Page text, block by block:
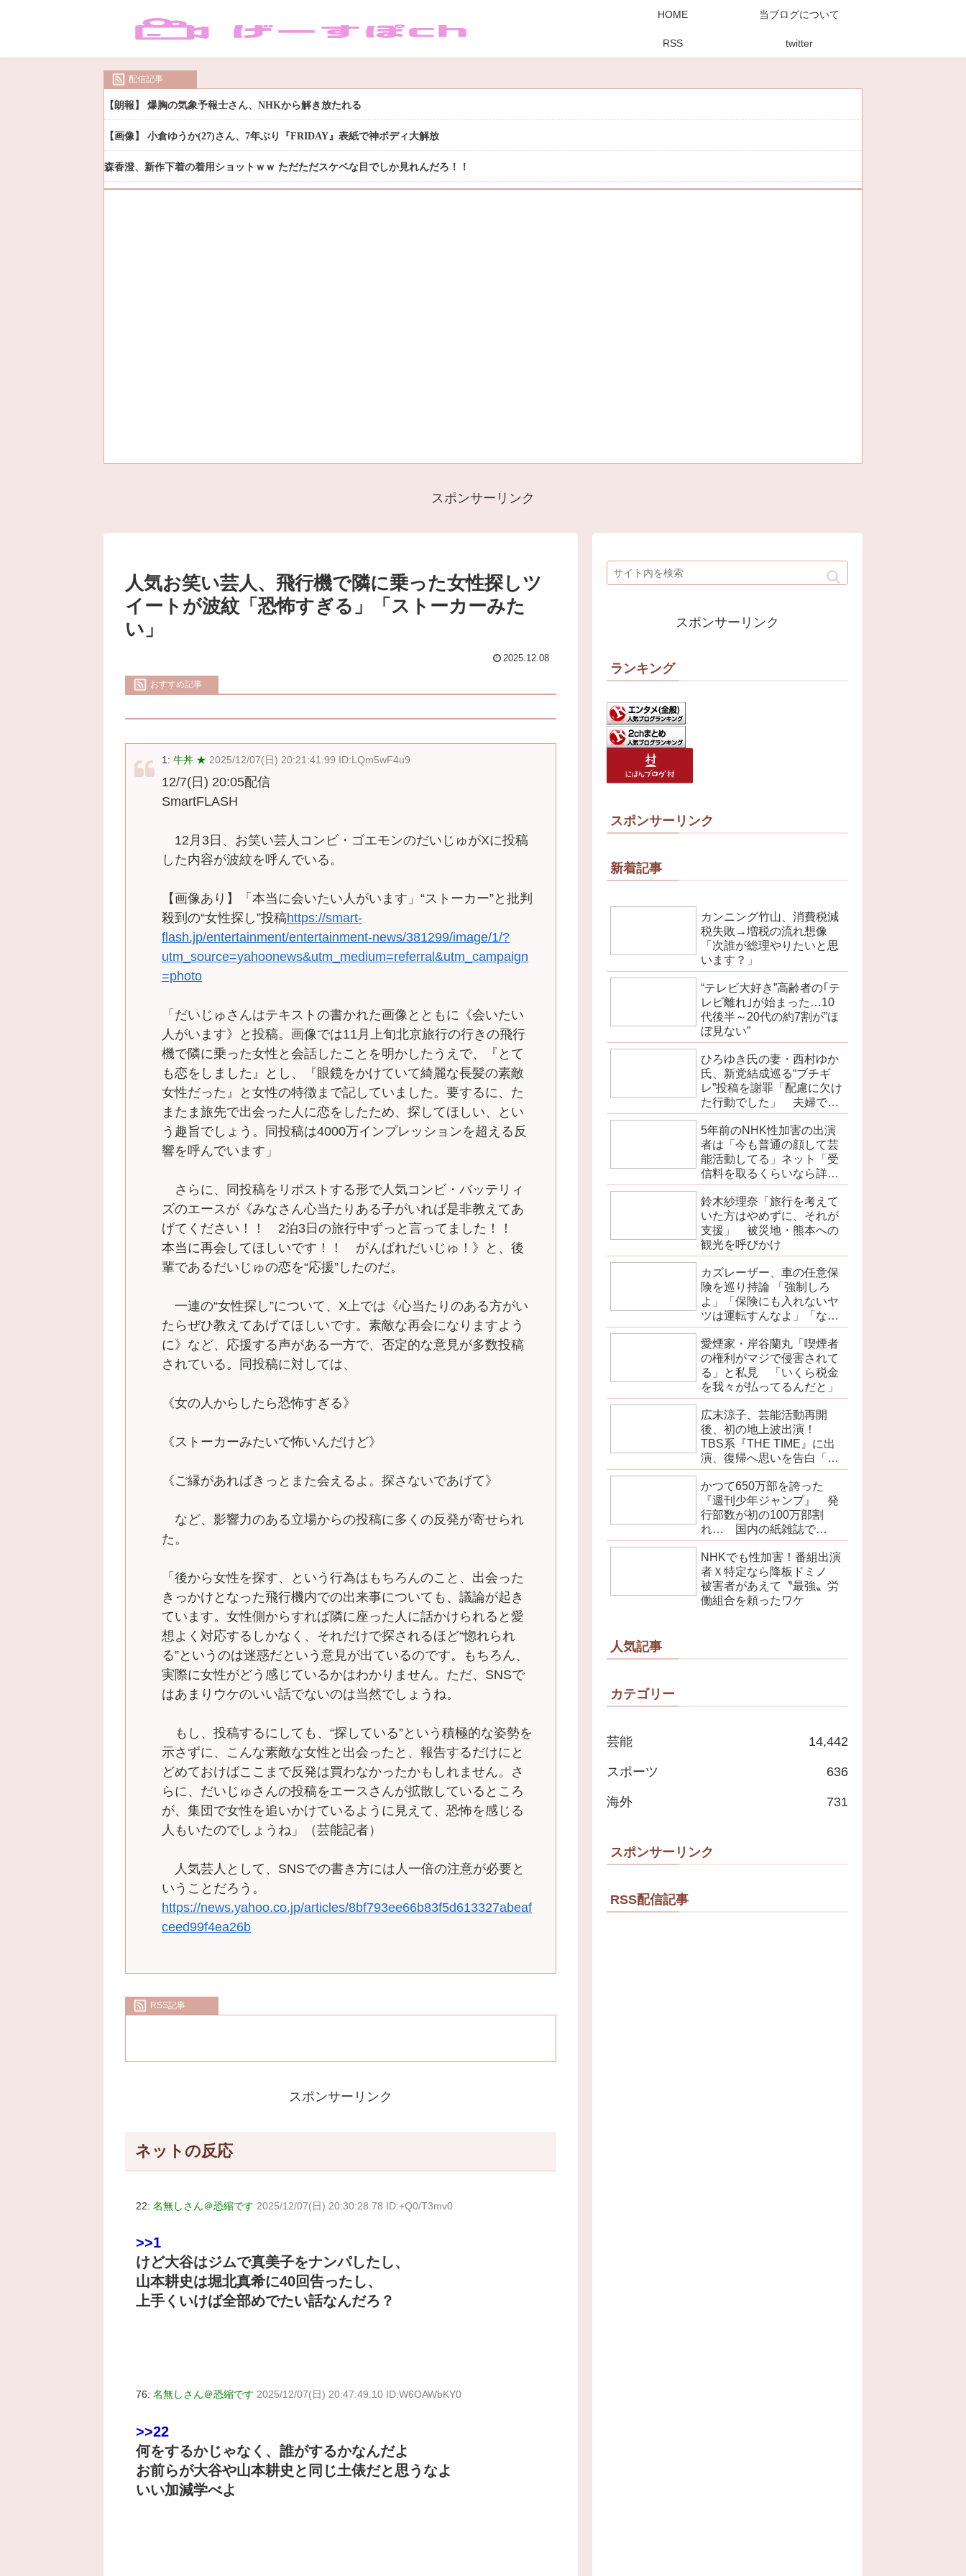
HOME 当ブログについて
RSS twitter
配信記事
【朗報】 爆胸の気象予報士さん、NHKから解き放たれる
【画像】 小倉ゆうか(27)さん、7年ぶり『FRIDAY』表紙で神ボディ大解放
森香澄、新作下着の着用ショットｗｗ ただただスケベな目でしか見れんだろ！！
スポンサーリンク
人気お笑い芸人、飛行機で隣に乗った女性探しツ
イートが波紋「恐怖すぎる」「ストーカーみた
い」
2025.12.08
おすすめ記事
1: 牛丼 ★ 2025/12/07(日) 20:21:41.99 ID:LQm5wF4u9
12/7(日) 20:05配信
SmartFLASH
12月3日、お笑い芸人コンビ・ゴエモンのだいじゅがXに投稿
した内容が波紋を呼んでいる。
【画像あり】「本当に会いたい人がいます」“ストーカー”と批判
殺到の“女性探し”投稿https://smart-
flash.jp/entertainment/entertainment-news/381299/image/1/?
utm_source=yahoonews&utm_medium=referral&utm_campaign
=photo
「だいじゅさんはテキストの書かれた画像とともに《会いたい
人がいます》と投稿。画像では11月上旬北京旅行の行きの飛行
機で隣に乗った女性と会話したことを明かしたうえで、『とて
も恋をしました』とし、『眼鏡をかけていて綺麗な長髪の素敵
女性だった』と女性の特徴まで記していました。要するに、た
またま旅先で出会った人に恋をしたため、探してほしい、とい
う趣旨でしょう。同投稿は4000万インプレッションを超える反
響を呼んでいます」
さらに、同投稿をリポストする形で人気コンビ・バッテリィ
ズのエースが《みなさん心当たりある子がいれば是非教えてあ
げてください！！ 2泊3日の旅行中ずっと言ってました！！
本当に再会してほしいです！！ がんばれだいじゅ！》と、後
輩であるだいじゅの恋を“応援”したのだ。
一連の“女性探し”について、X上では《心当たりのある方がい
たらぜひ教えてあげてほしいです。素敵な再会になりますよう
に》など、応援する声がある一方で、否定的な意見が多数投稿
されている。同投稿に対しては、
《女の人からしたら恐怖すぎる》
《ストーカーみたいで怖いんだけど》
《ご縁があればきっとまた会えるよ。探さないであげて》
など、影響力のある立場からの投稿に多くの反発が寄せられ
た。
「後から女性を探す、という行為はもちろんのこと、出会った
きっかけとなった飛行機内での出来事についても、議論が起き
ています。女性側からすれば隣に座った人に話かけられると愛
想よく対応するしかなく、それだけで探されるほど“惚れられ
る”というのは迷惑だという意見が出ているのです。もちろん、
実際に女性がどう感じているかはわかりません。ただ、SNSで
はあまりウケのいい話でないのは当然でしょうね。
もし、投稿するにしても、“探している”という積極的な姿勢を
示さずに、こんな素敵な女性と出会ったと、報告するだけにと
どめておけばここまで反発は買わなかったかもしれません。さ
らに、だいじゅさんの投稿をエースさんが拡散しているところ
が、集団で女性を追いかけているように見えて、恐怖を感じる
人もいたのでしょうね」（芸能記者）
人気芸人として、SNSでの書き方には人一倍の注意が必要と
いうことだろう。
https://news.yahoo.co.jp/articles/8bf793ee66b83f5d613327abeaf
ceed99f4ea26b
RSS記事
スポンサーリンク
ネットの反応
22: 名無しさん＠恐縮です 2025/12/07(日) 20:30:28.78 ID:+Q0/T3mv0
>>1
けど大谷はジムで真美子をナンパしたし、
山本耕史は堀北真希に40回告ったし、
上手くいけば全部めでたい話なんだろ？
76: 名無しさん＠恐縮です 2025/12/07(日) 20:47:49.10 ID:W6OAWbKY0
>>22
何をするかじゃなく、誰がするかなんだよ
お前らが大谷や山本耕史と同じ土俵だと思うなよ
いい加減学べよ
スポンサーリンク
ランキング
スポンサーリンク
新着記事
カンニング竹山、消費税減
税失敗→増税の流れ想像
「次誰が総理やりたいと思
います？」
“テレビ大好き”高齢者の｢テ
レビ離れ｣が始まった…10
代後半～20代の約7割が”ほ
ぼ見ない”
ひろゆき氏の妻・西村ゆか
氏、新党結成巡る“ブチギ
レ”投稿を謝罪「配慮に欠け
た行動でした」 夫婦で投
稿
5年前のNHK性加害の出演
者は「今も普通の顔して芸
能活動してる」ネット「受
信料を取るくらいなら詳細
を伝えよ」
鈴木紗理奈「旅行を考えて
いた方はやめずに、それが
支援」 被災地・熊本への
観光を呼びかけ
カズレーザー、車の任意保
険を巡り持論 「強制しろ
よ」「保険にも入れないヤ
ツは運転すんなよ」「なん
で法律を改正しないの？」
愛煙家・岸谷蘭丸「喫煙者
の権利がマジで侵害されて
る」と私見 「いくら税金
を我々が払ってるんだと」
広末涼子、芸能活動再開
後、初の地上波出演！
TBS系『THE TIME』に出
演、復帰へ思いを告白「自
分の弱い部分だったり…」
かつて650万部を誇った
『週刊少年ジャンプ』 発
行部数が初の100万部割
れ… 国内の紙雑誌で
「100万部超」ゼロに
NHKでも性加害！番組出演
者Ｘ特定なら降板ドミノ
被害者があえて〝最強〟労
働組合を頼ったワケ
人気記事
カテゴリー
芸能 14,442
スポーツ 636
海外 731
スポンサーリンク
RSS配信記事